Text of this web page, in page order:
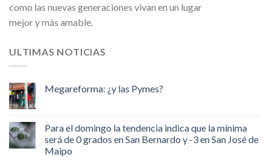
como las nuevas generaciones vivan en un lugar
mejor y más amable.
ULTIMAS NOTICIAS
Megareforma: ¿y las Pymes?
Para el domingo la tendencia indica que la mínima
será de 0 grados en San Bernardo y -3 en San José de
Maipo